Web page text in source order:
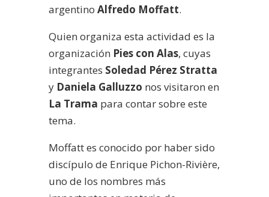
argentino Alfredo Moffatt.
Quien organiza esta actividad es la
organización Pies con Alas, cuyas
integrantes Soledad Pérez Stratta
y Daniela Galluzzo nos visitaron en
La Trama para contar sobre este
tema.
Moffatt es conocido por haber sido
discípulo de Enrique Pichon-Rivière,
uno de los nombres más